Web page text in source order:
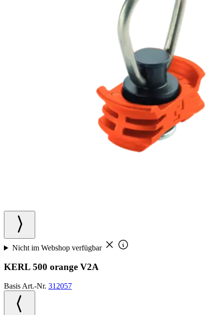
Nicht im Webshop verfügbar
KERL 500 orange V2A
Basis Art.-Nr. 312057